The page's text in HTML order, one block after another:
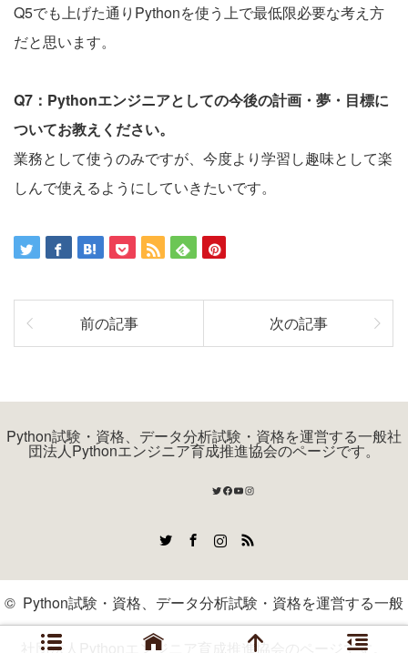
Q5でも上げた通りPythonを使う上で最低限必要な考え方
だと思います。
Q7：Pythonエンジニアとしての今後の計画・夢・目標に
ついてお教えください。
業務として使うのみですが、今度より学習し趣味として楽
しんで使えるようにしていきたいです。
前の記事 次の記事
Python試験・資格、データ分析試験・資格を運営する一般社
団法人Pythonエンジニア育成推進協会のページです。
Twitter
Facebook
YouTube
Instagram
RSS
© Python試験・資格、データ分析試験・資格を運営する一般
社団法人Pythonエンジニア育成推進協会のページです。